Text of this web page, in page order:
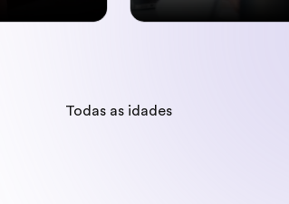
Todas as idades